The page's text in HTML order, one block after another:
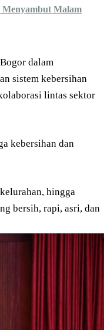
Malam
dalam
sistem kebersihan
lintas sektor
kebersihan dan
hingga
bersih, rapi, asri, dan